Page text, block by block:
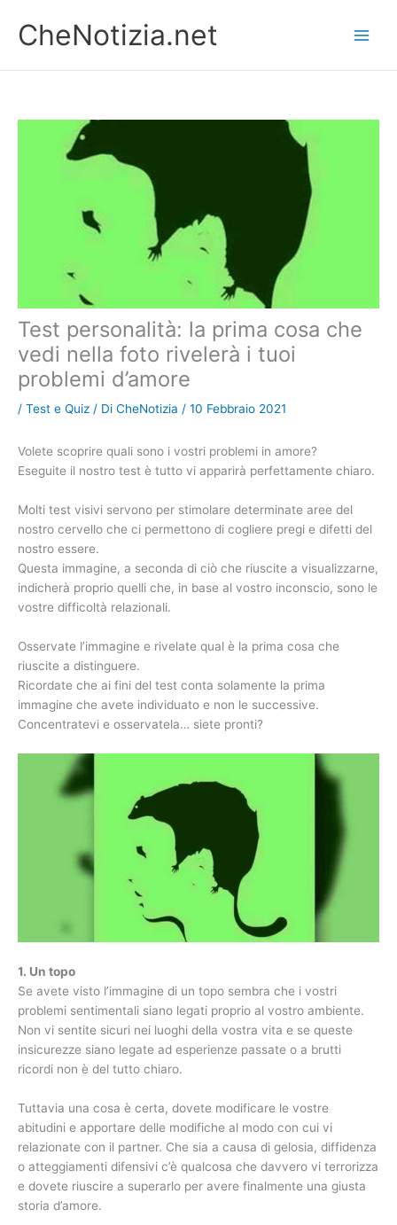
contenuto
CheNotizia.net
Test personalità: la prima cosa che
vedi nella foto rivelerà i tuoi
problemi d’amore
/ Test e Quiz / Di CheNotizia / 10 Febbraio 2021
Volete scoprire quali sono i vostri problemi in amore?
Eseguite il nostro test è tutto vi apparirà perfettamente chiaro.
Molti test visivi servono per stimolare determinate aree del
nostro cervello che ci permettono di cogliere pregi e difetti del
nostro essere.
Questa immagine, a seconda di ciò che riuscite a visualizzarne,
indicherà proprio quelli che, in base al vostro inconscio, sono le
vostre difficoltà relazionali.
Osservate l’immagine e rivelate qual è la prima cosa che
riuscite a distinguere.
Ricordate che ai fini del test conta solamente la prima
immagine che avete individuato e non le successive.
Concentratevi e osservatela… siete pronti?
1. Un topo
Se avete visto l’immagine di un topo sembra che i vostri
problemi sentimentali siano legati proprio al vostro ambiente.
Non vi sentite sicuri nei luoghi della vostra vita e se queste
insicurezze siano legate ad esperienze passate o a brutti
ricordi non è del tutto chiaro.
Tuttavia una cosa è certa, dovete modificare le vostre
abitudini e apportare delle modifiche al modo con cui vi
relazionate con il partner. Che sia a causa di gelosia, diffidenza
o atteggiamenti difensivi c’è qualcosa che davvero vi terrorizza
e dovete riuscire a superarlo per avere finalmente una giusta
storia d’amore.